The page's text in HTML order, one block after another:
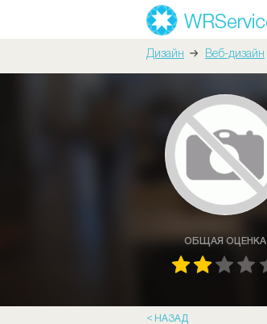
Дизайн Веб-дизайн
ОБЩАЯ ОЦЕНКА
НАЗАД